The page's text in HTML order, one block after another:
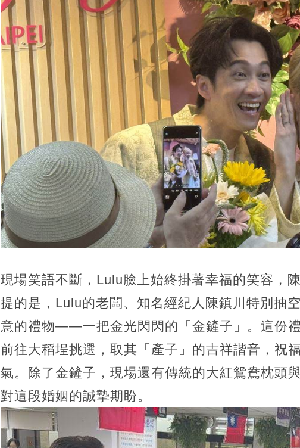
現場笑語不斷，Lulu臉上始終掛著幸福的笑容，
提的是，Lulu的老闆、知名經紀人陳鎮川特別抽
意的禮物——一把金光閃閃的「金鏟子」。這份
前往大稻埕挑選，取其「產子」的吉祥諧音，祝
氣。除了金鏟子，現場還有傳統的大紅鴛鴦枕頭
對這段婚姻的誠摯期盼。